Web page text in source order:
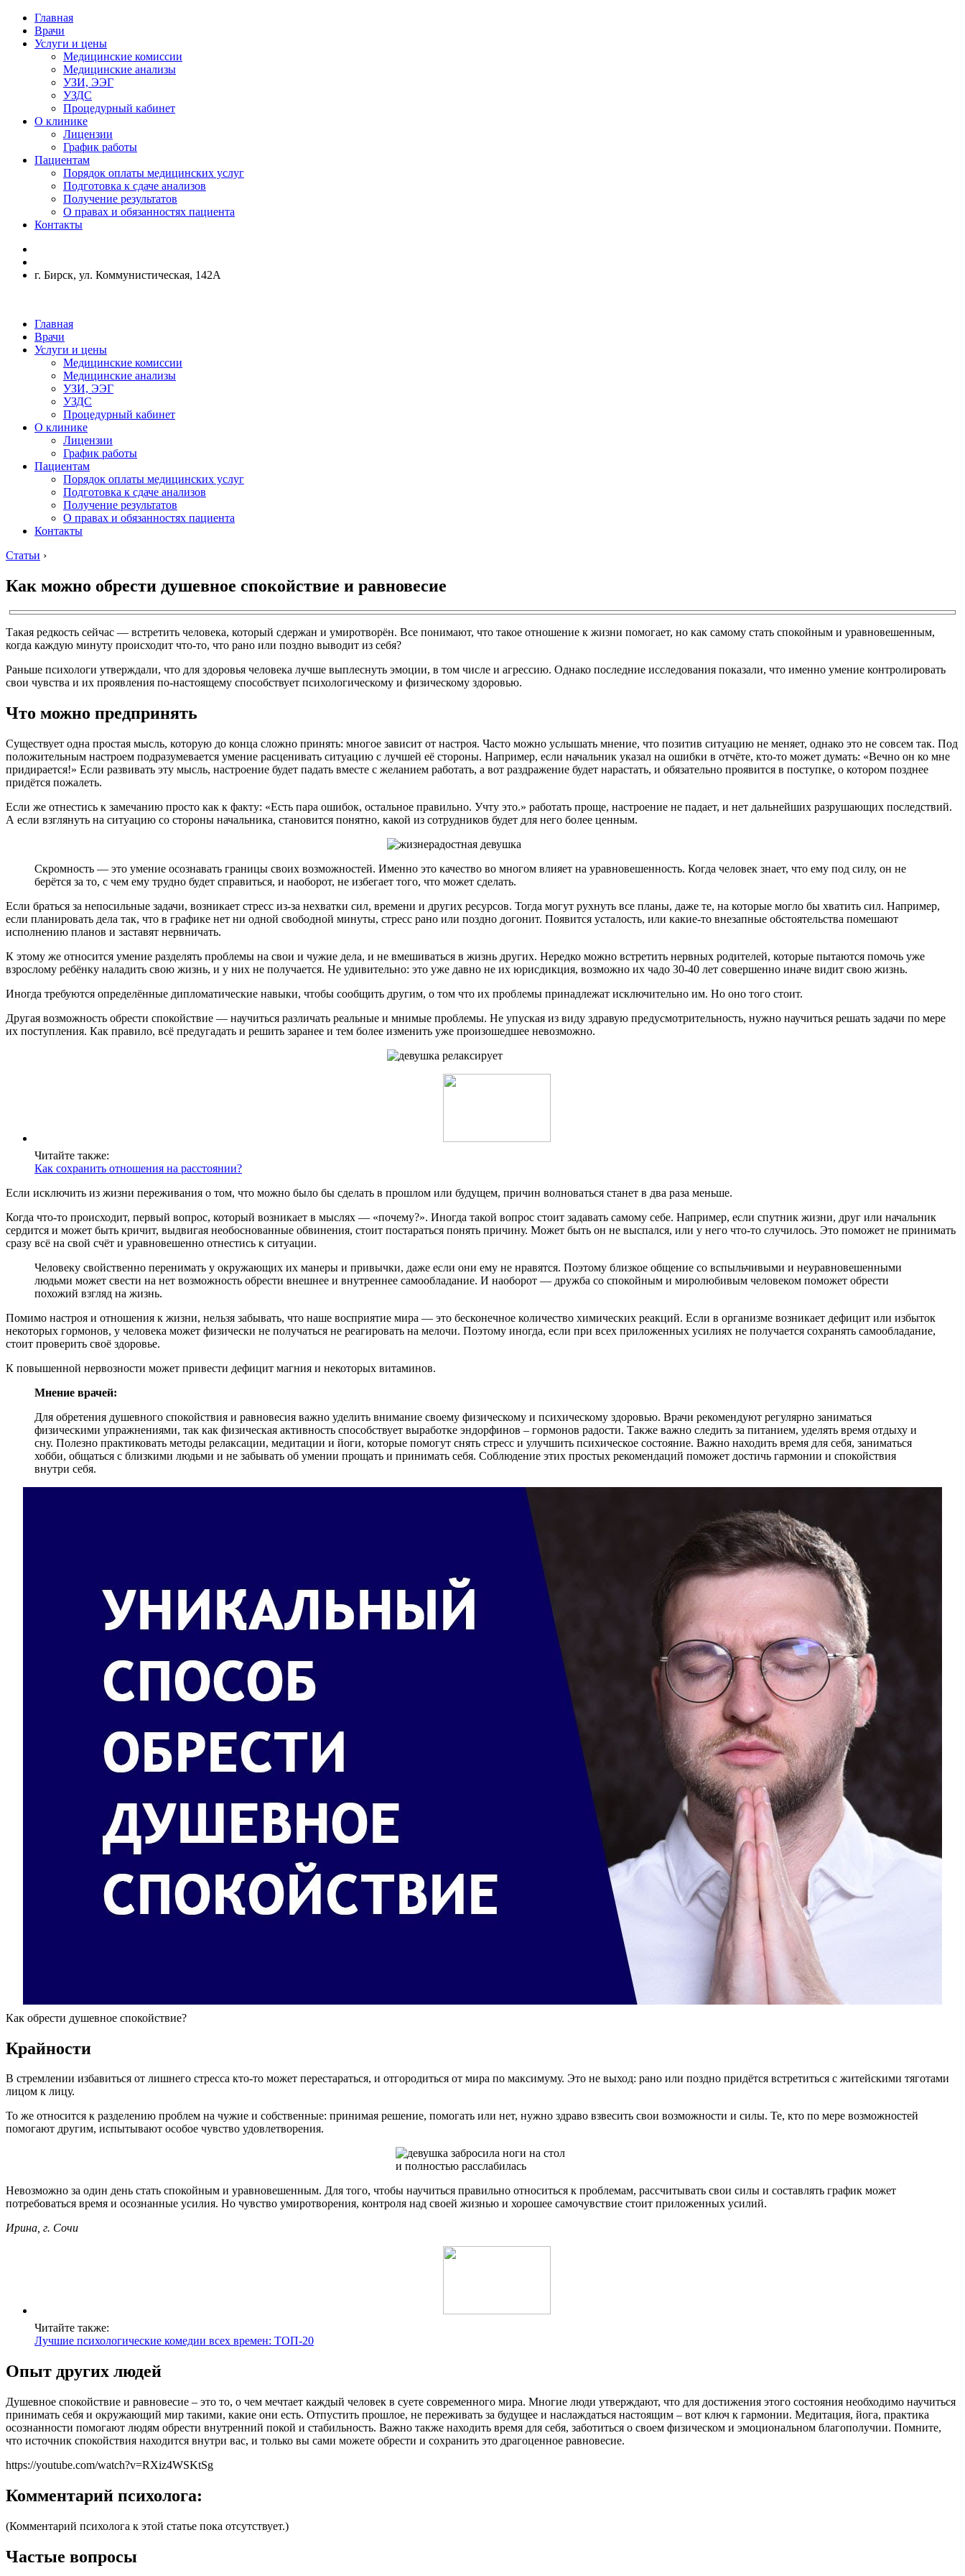
Главная
Врачи
Услуги и цены
Медицинские комиссии
Медицинские анализы
УЗИ, ЭЭГ
УЗДС
Процедурный кабинет
О клинике
Лицензии
График работы
Пациентам
Порядок оплаты медицинских услуг
Подготовка к сдаче анализов
Получение результатов
О правах и обязанностях пациента
Контакты
г. Бирск, ул. Коммунистическая, 142А
Главная
Врачи
Услуги и цены
Медицинские комиссии
Медицинские анализы
УЗИ, ЭЭГ
УЗДС
Процедурный кабинет
О клинике
Лицензии
График работы
Пациентам
Порядок оплаты медицинских услуг
Подготовка к сдаче анализов
Получение результатов
О правах и обязанностях пациента
Контакты
Статьи ›
Как можно обрести душевное спокойствие и равновесие
Такая редкость сейчас — встретить человека, который сдержан и умиротворён. Все понимают, что такое отношение к жизни помогает, но как самому стать спокойным и уравновешенным,
когда каждую минуту происходит что-то, что рано или поздно выводит из себя?
Раньше психологи утверждали, что для здоровья человека лучше выплеснуть эмоции, в том числе и агрессию. Однако последние исследования показали, что именно умение контролировать
свои чувства и их проявления по-настоящему способствует психологическому и физическому здоровью.
Что можно предпринять
Существует одна простая мысль, которую до конца сложно принять: многое зависит от настроя. Часто можно услышать мнение, что позитив ситуацию не меняет, однако это не совсем так. Под
положительным настроем подразумевается умение расценивать ситуацию с лучшей её стороны. Например, если начальник указал на ошибки в отчёте, кто-то может думать: «Вечно он ко мне
придирается!» Если развивать эту мысль, настроение будет падать вместе с желанием работать, а вот раздражение будет нарастать, и обязательно проявится в поступке, о котором позднее
придётся пожалеть.
Если же отнестись к замечанию просто как к факту: «Есть пара ошибок, остальное правильно. Учту это.» работать проще, настроение не падает, и нет дальнейших разрушающих последствий.
А если взглянуть на ситуацию со стороны начальника, становится понятно, какой из сотрудников будет для него более ценным.
Скромность — это умение осознавать границы своих возможностей. Именно это качество во многом влияет на уравновешенность. Когда человек знает, что ему под силу, он не
берётся за то, с чем ему трудно будет справиться, и наоборот, не избегает того, что может сделать.
Если браться за непосильные задачи, возникает стресс из-за нехватки сил, времени и других ресурсов. Тогда могут рухнуть все планы, даже те, на которые могло бы хватить сил. Например,
если планировать дела так, что в графике нет ни одной свободной минуты, стресс рано или поздно догонит. Появится усталость, или какие-то внезапные обстоятельства помешают
исполнению планов и заставят нервничать.
К этому же относится умение разделять проблемы на свои и чужие дела, и не вмешиваться в жизнь других. Нередко можно встретить нервных родителей, которые пытаются помочь уже
взрослому ребёнку наладить свою жизнь, и у них не получается. Не удивительно: это уже давно не их юрисдикция, возможно их чадо 30-40 лет совершенно иначе видит свою жизнь.
Иногда требуются определённые дипломатические навыки, чтобы сообщить другим, о том что их проблемы принадлежат исключительно им. Но оно того стоит.
Другая возможность обрести спокойствие — научиться различать реальные и мнимые проблемы. Не упуская из виду здравую предусмотрительность, нужно научиться решать задачи по мере
их поступления. Как правило, всё предугадать и решить заранее и тем более изменить уже произошедшее невозможно.
Читайте также:
Как сохранить отношения на расстоянии?
Если исключить из жизни переживания о том, что можно было бы сделать в прошлом или будущем, причин волноваться станет в два раза меньше.
Когда что-то происходит, первый вопрос, который возникает в мыслях — «почему?». Иногда такой вопрос стоит задавать самому себе. Например, если спутник жизни, друг или начальник
сердится и может быть кричит, выдвигая необоснованные обвинения, стоит постараться понять причину. Может быть он не выспался, или у него что-то случилось. Это поможет не принимать
сразу всё на свой счёт и уравновешенно отнестись к ситуации.
Человеку свойственно перенимать у окружающих их манеры и привычки, даже если они ему не нравятся. Поэтому близкое общение со вспыльчивыми и неуравновешенными
людьми может свести на нет возможность обрести внешнее и внутреннее самообладание. И наоборот — дружба со спокойным и миролюбивым человеком поможет обрести
похожий взгляд на жизнь.
Помимо настроя и отношения к жизни, нельзя забывать, что наше восприятие мира — это бесконечное количество химических реакций. Если в организме возникает дефицит или избыток
некоторых гормонов, у человека может физически не получаться не реагировать на мелочи. Поэтому иногда, если при всех приложенных усилиях не получается сохранять самообладание,
стоит проверить своё здоровье.
К повышенной нервозности может привести дефицит магния и некоторых витаминов.
Мнение врачей:
Для обретения душевного спокойствия и равновесия важно уделить внимание своему физическому и психическому здоровью. Врачи рекомендуют регулярно заниматься
физическими упражнениями, так как физическая активность способствует выработке эндорфинов – гормонов радости. Также важно следить за питанием, уделять время отдыху и
сну. Полезно практиковать методы релаксации, медитации и йоги, которые помогут снять стресс и улучшить психическое состояние. Важно находить время для себя, заниматься
хобби, общаться с близкими людьми и не забывать об умении прощать и принимать себя. Соблюдение этих простых рекомендаций поможет достичь гармонии и спокойствия
внутри себя.
Как обрести душевное спокойствие?
Крайности
В стремлении избавиться от лишнего стресса кто-то может перестараться, и отгородиться от мира по максимуму. Это не выход: рано или поздно придётся встретиться с житейскими тяготами
лицом к лицу.
То же относится к разделению проблем на чужие и собственные: принимая решение, помогать или нет, нужно здраво взвесить свои возможности и силы. Те, кто по мере возможностей
помогают другим, испытывают особое чувство удовлетворения.
Невозможно за один день стать спокойным и уравновешенным. Для того, чтобы научиться правильно относиться к проблемам, рассчитывать свои силы и составлять график может
потребоваться время и осознанные усилия. Но чувство умиротворения, контроля над своей жизнью и хорошее самочувствие стоит приложенных усилий.
Ирина, г. Сочи
Читайте также:
Лучшие психологические комедии всех времен: ТОП-20
Опыт других людей
Душевное спокойствие и равновесие – это то, о чем мечтает каждый человек в суете современного мира. Многие люди утверждают, что для достижения этого состояния необходимо научиться
принимать себя и окружающий мир такими, какие они есть. Отпустить прошлое, не переживать за будущее и наслаждаться настоящим – вот ключ к гармонии. Медитация, йога, практика
осознанности помогают людям обрести внутренний покой и стабильность. Важно также находить время для себя, заботиться о своем физическом и эмоциональном благополучии. Помните,
что источник спокойствия находится внутри вас, и только вы сами можете обрести и сохранить это драгоценное равновесие.
https://youtube.com/watch?v=RXiz4WSKtSg
Комментарий психолога:
(Комментарий психолога к этой статье пока отсутствует.)
Частые вопросы